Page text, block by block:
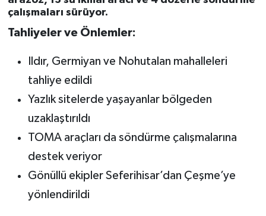
çalışmaları sürüyor.
Tahliyeler ve Önlemler:
Ildır, Germiyan ve Nohutalan mahalleleri
tahliye edildi
Yazlık sitelerde yaşayanlar bölgeden
uzaklaştırıldı
TOMA araçları da söndürme çalışmalarına
destek veriyor
Gönüllü ekipler Seferihisar’dan Çeşme’ye
yönlendirildi